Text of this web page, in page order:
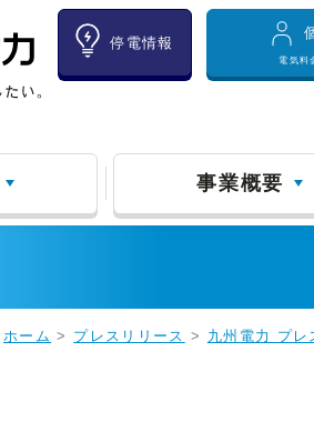
停電情報
電気料
事業概要
ホーム > プレスリリース > 九州電力 プレ